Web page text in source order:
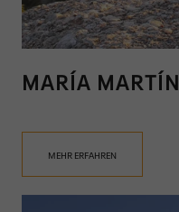
MARÍA MARTÍN
MEHR ERFAHREN